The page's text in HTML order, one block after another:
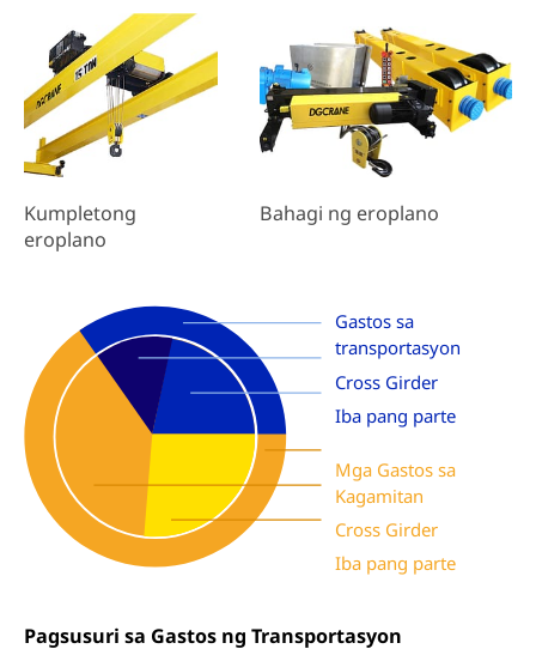
Kumpletong
eroplano
Bahagi ng eroplano
Gastos sa
transportasyon
Cross Girder
Iba pang parte
Mga Gastos sa
Kagamitan
Cross Girder
Iba pang parte
Pagsusuri sa Gastos ng Transportasyon